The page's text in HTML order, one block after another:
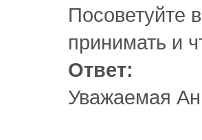
Посоветуйте
принимать и
Ответ:
Уважаемая